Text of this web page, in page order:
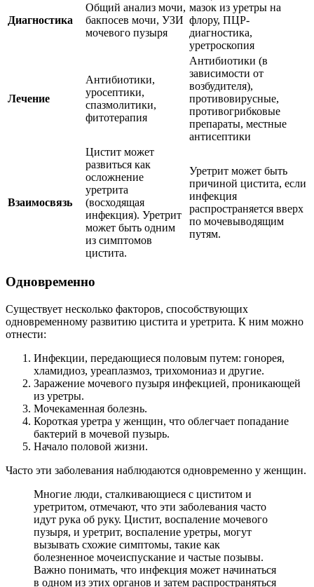
Диагностика
Общий анализ мочи,
бакпосев мочи, УЗИ
мочевого пузыря
мазок из уретры на
флору, ПЦР-
диагностика,
уретроскопия
Лечение
Антибиотики,
уросептики,
спазмолитики,
фитотерапия
Антибиотики (в
зависимости от
возбудителя),
противовирусные,
противогрибковые
препараты, местные
антисептики
Взаимосвязь
Цистит может
развиться как
осложнение
уретрита
(восходящая
инфекция). Уретрит
может быть одним
из симптомов
цистита.
Уретрит может быть
причиной цистита, если
инфекция
распространяется вверх
по мочевыводящим
путям.
Одновременно
Существует несколько факторов, способствующих
одновременному развитию цистита и уретрита. К ним можно
отнести:
Инфекции, передающиеся половым путем: гонорея,
хламидиоз, уреаплазмоз, трихомониаз и другие.
Заражение мочевого пузыря инфекцией, проникающей
из уретры.
Мочекаменная болезнь.
Короткая уретра у женщин, что облегчает попадание
бактерий в мочевой пузырь.
Начало половой жизни.
Часто эти заболевания наблюдаются одновременно у женщин.
Многие люди, сталкивающиеся с циститом и
уретритом, отмечают, что эти заболевания часто
идут рука об руку. Цистит, воспаление мочевого
пузыря, и уретрит, воспаление уретры, могут
вызывать схожие симптомы, такие как
болезненное мочеиспускание и частые позывы.
Важно понимать, что инфекция может начинаться
в одном из этих органов и затем распространяться